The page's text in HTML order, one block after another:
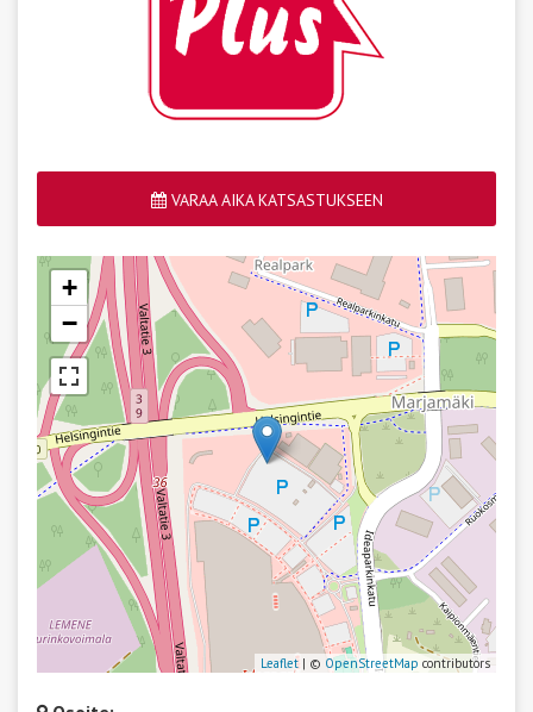
VARAA AIKA KATSASTUKSEEN
+
−
Leaflet | © OpenStreetMap contributors